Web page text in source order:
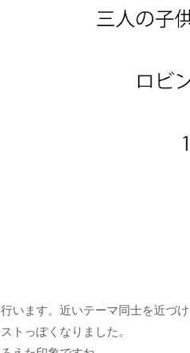
います。近いテーマ同士を近づ
トっぽくなりました。